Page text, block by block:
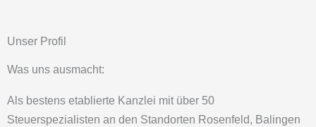
Unser Profil
Was uns ausmacht:
Als bestens etablierte Kanzlei mit über 50
Steuerspezialisten an den Standorten Rosenfeld, Balingen